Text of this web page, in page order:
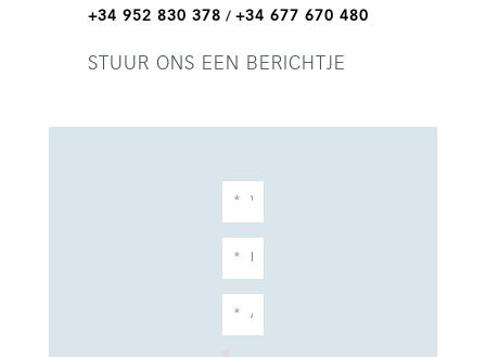
+34 952 830 378 / +34 677 670 480
STUUR ONS EEN BERICHTJE